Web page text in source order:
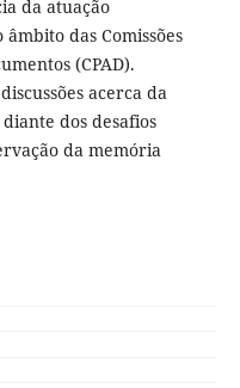
da atuação
das Comissões
(CPAD).
acerca da
dos desafios
da memória